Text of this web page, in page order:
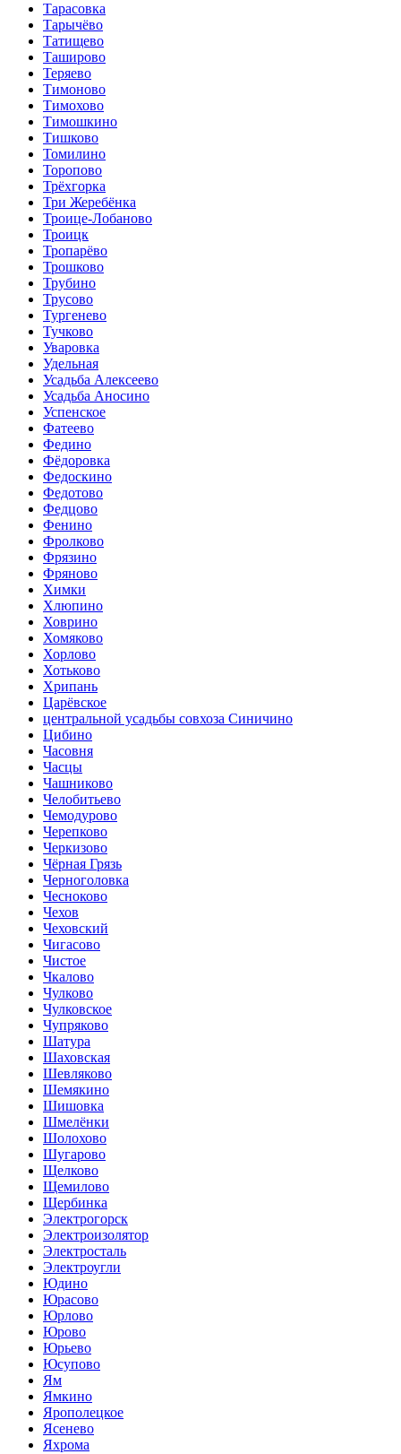
Тарасовка
Тарычёво
Татищево
Таширово
Теряево
Тимоново
Тимохово
Тимошкино
Тишково
Томилино
Торопово
Трёхгорка
Три Жеребёнка
Троице-Лобаново
Троицк
Тропарёво
Трошково
Трубино
Трусово
Тургенево
Тучково
Уваровка
Удельная
Усадьба Алексеево
Усадьба Аносино
Успенское
Фатеево
Федино
Фёдоровка
Федоскино
Федотово
Федцово
Фенино
Фролково
Фрязино
Фряново
Химки
Хлюпино
Ховрино
Хомяково
Хорлово
Хотьково
Хрипань
Царёвское
центральной усадьбы совхоза Синичино
Цибино
Часовня
Часцы
Чашниково
Челобитьево
Чемодурово
Черепково
Черкизово
Чёрная Грязь
Черноголовка
Чесноково
Чехов
Чеховский
Чигасово
Чистое
Чкалово
Чулково
Чулковское
Чупряково
Шатура
Шаховская
Шевляково
Шемякино
Шишовка
Шмелёнки
Шолохово
Шугарово
Щелково
Щемилово
Щербинка
Электрогорск
Электроизолятор
Электросталь
Электроугли
Юдино
Юрасово
Юрлово
Юрово
Юрьево
Юсупово
Ям
Ямкино
Ярополецкое
Ясенево
Яхрома